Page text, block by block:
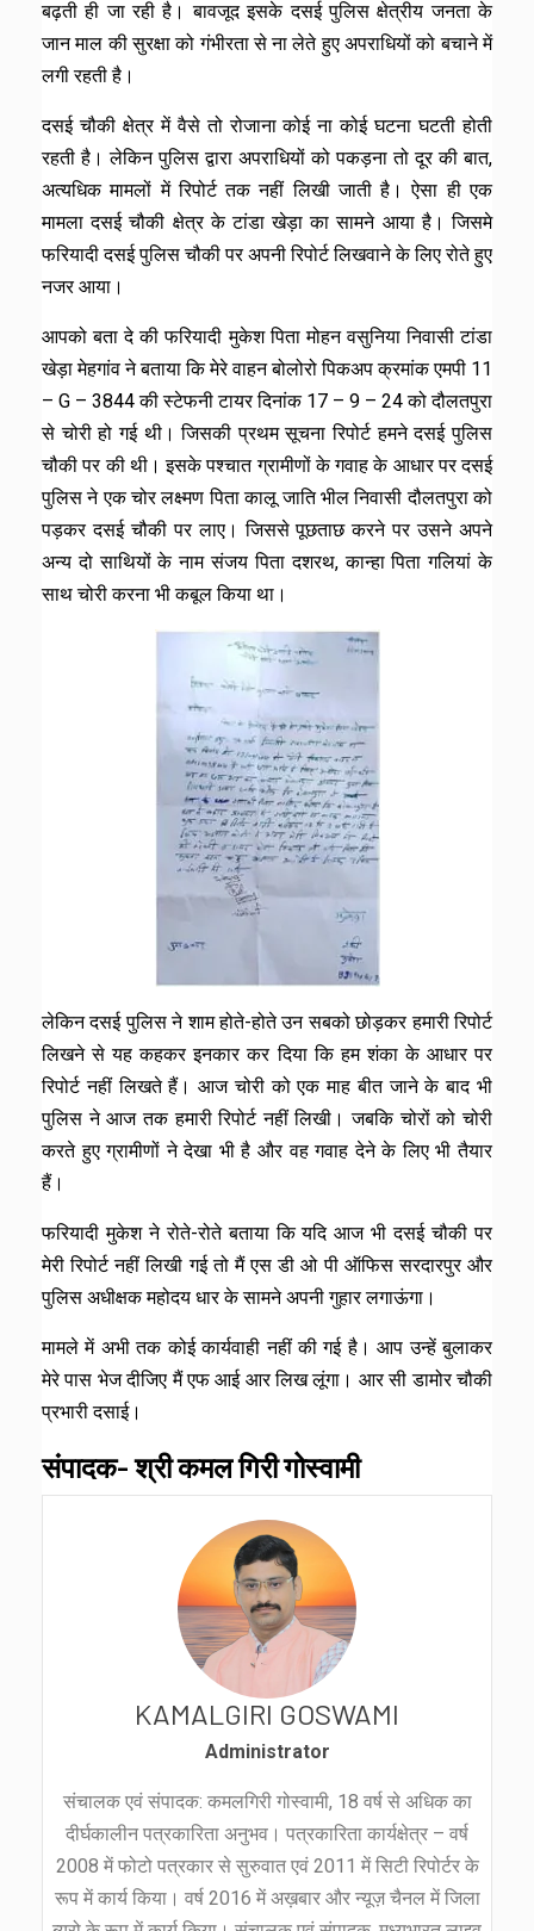
बढ़ती ही जा रही है। बावजूद इसके दसई पुलिस क्षेत्रीय जनता के
जान माल की सुरक्षा को गंभीरता से ना लेते हुए अपराधियों को बचाने में
लगी रहती है।
दसई चौकी क्षेत्र में वैसे तो रोजाना कोई ना कोई घटना घटती होती
रहती है। लेकिन पुलिस द्वारा अपराधियों को पकड़ना तो दूर की बात,
अत्यधिक मामलों में रिपोर्ट तक नहीं लिखी जाती है। ऐसा ही एक
मामला दसई चौकी क्षेत्र के टांडा खेड़ा का सामने आया है। जिसमे
फरियादी दसई पुलिस चौकी पर अपनी रिपोर्ट लिखवाने के लिए रोते हुए
नजर आया।
आपको बता दे की फरियादी मुकेश पिता मोहन वसुनिया निवासी टांडा
खेड़ा मेहगांव ने बताया कि मेरे वाहन बोलोरो पिकअप क्रमांक एमपी 11
– G – 3844 की स्टेफनी टायर दिनांक 17 – 9 – 24 को दौलतपुरा
से चोरी हो गई थी। जिसकी प्रथम सूचना रिपोर्ट हमने दसई पुलिस
चौकी पर की थी। इसके पश्चात ग्रामीणों के गवाह के आधार पर दसई
पुलिस ने एक चोर लक्ष्मण पिता कालू जाति भील निवासी दौलतपुरा को
पड़कर दसई चौकी पर लाए। जिससे पूछताछ करने पर उसने अपने
अन्य दो साथियों के नाम संजय पिता दशरथ, कान्हा पिता गलियां के
साथ चोरी करना भी कबूल किया था।
लेकिन दसई पुलिस ने शाम होते-होते उन सबको छोड़कर हमारी रिपोर्ट
लिखने से यह कहकर इनकार कर दिया कि हम शंका के आधार पर
रिपोर्ट नहीं लिखते हैं। आज चोरी को एक माह बीत जाने के बाद भी
पुलिस ने आज तक हमारी रिपोर्ट नहीं लिखी। जबकि चोरों को चोरी
करते हुए ग्रामीणों ने देखा भी है और वह गवाह देने के लिए भी तैयार
हैं।
फरियादी मुकेश ने रोते-रोते बताया कि यदि आज भी दसई चौकी पर
मेरी रिपोर्ट नहीं लिखी गई तो मैं एस डी ओ पी ऑफिस सरदारपुर और
पुलिस अधीक्षक महोदय धार के सामने अपनी गुहार लगाऊंगा।
मामले में अभी तक कोई कार्यवाही नहीं की गई है। आप उन्हें बुलाकर
मेरे पास भेज दीजिए मैं एफ आई आर लिख लूंगा। आर सी डामोर चौकी
प्रभारी दसाई।
संपादक- श्री कमल गिरी गोस्वामी
KAMALGIRI GOSWAMI
Administrator
संचालक एवं संपादक: कमलगिरी गोस्वामी, 18 वर्ष से अधिक का
दीर्घकालीन पत्रकारिता अनुभव। पत्रकारिता कार्यक्षेत्र – वर्ष
2008 में फोटो पत्रकार से सुरुवात एवं 2011 में सिटी रिपोर्टर के
रूप में कार्य किया। वर्ष 2016 में अख़बार और न्यूज़ चैनल में जिला